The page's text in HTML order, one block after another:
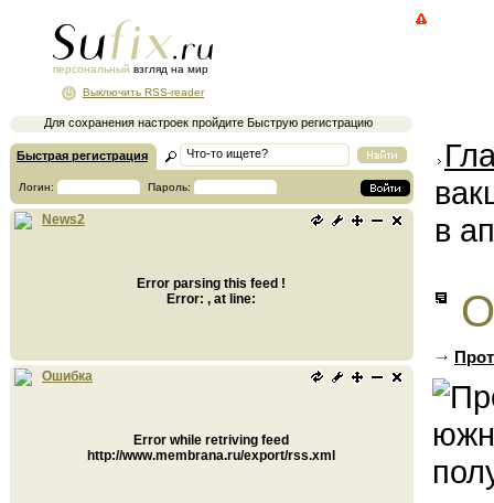
персональный взгляд на мир
Для сохранения настроек пройдите Быструю регистрацию
Выключить RSS-reader
Быстрая регистрация
Логин: Пароль:
News2
Error parsing this feed !
Error: , at line:
Ошибка
Error while retriving feed
http://www.membrana.ru/export/rss.xml
в